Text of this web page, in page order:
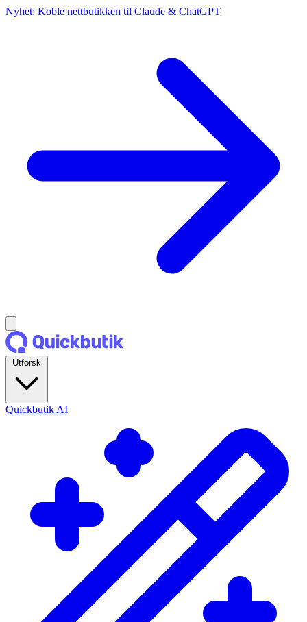
Nyhet: Koble nettbutikken til Claude & ChatGPT
Quickbutik AI